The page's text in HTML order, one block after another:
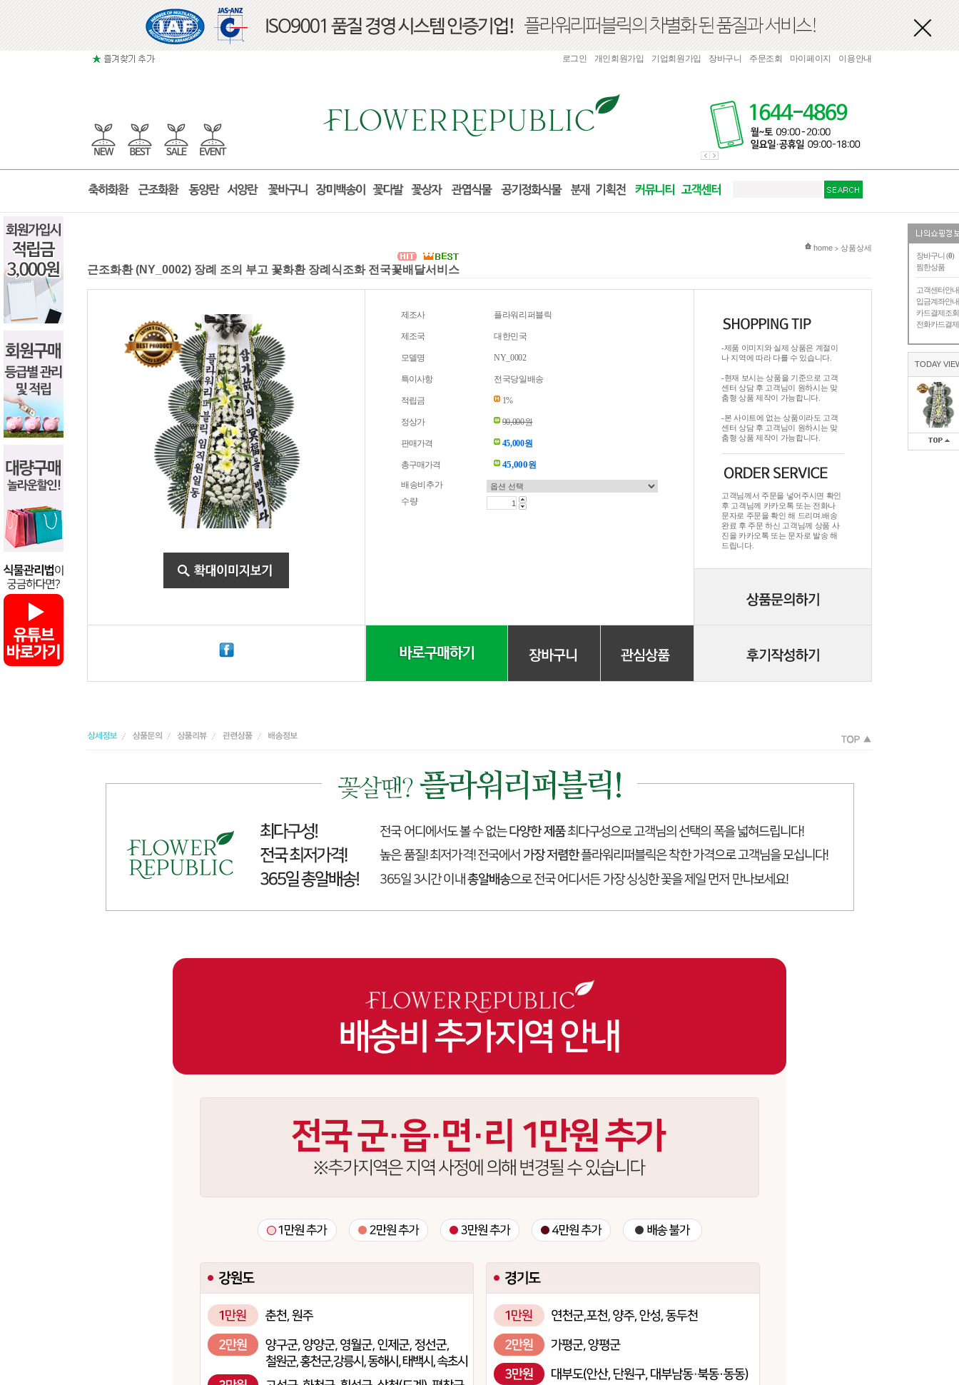
장바구니 (0)
찜한상품
고객센터안내
입금계좌안내
카드결제조회
전화카드결제
TODAY
로그인 개인회원가입 기업회원가입 장바구니 주문조회 마이페이지 이용안내
현재 위치
home > 상품상세
근조화환 (NY_0002) 장례 조의 부고 꽃화환 장례식조화 전국꽃배달서비스
제조사 플라워리퍼블릭
제조국 대한민국
모델명 NY_0002
특이사항 전국당일배송
적립금 1%
정상가 90,000원
판매가격 45,000원
총구매가격 45,000원
배송비추가
수량
-제품 이미지와 실제 상품은 계절이
나 지역에 따라 다를 수 있습니다.
-현재 보시는 상품을 기준으로 고객
센터 상담 후 고객님이 원하시는 맞
춤형 상품 제작이 가능합니다.
-본 사이트에 없는 상품이라도 고객
센터 상담 후 고객님이 원하시는 맞
춤형 상품 제작이 가능합니다.
고객님께서 주문을 넣어주시면 확인
후 고객님께 카카오톡 또는 전화나
문자로 주문을 확인 해 드리며.배송
완료 후 주문 하신 고객님께 상품 사
진을 카카오톡 또는 문자로 발송 해
드립니다.